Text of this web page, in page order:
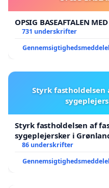
OPSIG BASEAFTALEN
731 underskrifter
Styrk
Styrk fastholdelsen af
sygeplejersker i
86 underskrifter